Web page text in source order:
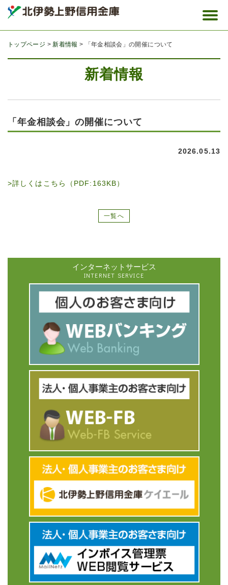
トップページ 新着情報 「年金相談会」の開催について
新着情報
「年金相談会」の開催について
2026.05.13
詳しくはこちら（PDF:163KB）
一覧へ
インターネットサービス
INTERNET SERVICE